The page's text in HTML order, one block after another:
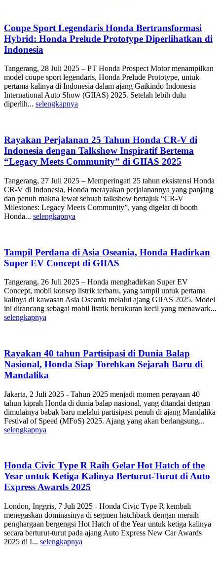
Coupe Sport Legendaris Honda Bertransformasi
Hybrid: Honda Prelude Prototype Diperlihatkan di
Indonesia
Tangerang, 28 Juli 2025 – PT Honda Prospect Motor menampilkan
model coupe sport legendaris, Honda Prelude Prototype, untuk
pertama kalinya di Indonesia dalam ajang Gaikindo Indonesia
International Auto Show (GIIAS) 2025. Setelah lebih dulu
diperlih... selengkapnya
Rayakan Perjalanan 25 Tahun Honda CR-V di
Indonesia dengan Talkshow Inspiratif Bertema
“Legacy Meets Community” di GIIAS 2025
Tangerang, 27 Juli 2025 – Memperingati 25 tahun eksistensi Honda
CR-V di Indonesia, Honda merayakan perjalanannya yang panjang
dan penuh makna lewat sebuah talkshow bertajuk “CR-V
Milestones: Legacy Meets Community”, yang digelar di booth
Honda... selengkapnya
Tampil Perdana di Asia Oseania, Honda Hadirkan
Super EV Concept di GIIAS
Tangerang, 26 Juli 2025 – Honda menghadirkan Super EV
Concept, mobil konsep listrik terbaru, yang tampil untuk pertama
kalinya di kawasan Asia Oseania melalui ajang GIIAS 2025. Model
ini dirancang sebagai mobil listrik berukuran kecil yang menawark...
selengkapnya
Rayakan 40 tahun Partisipasi di Dunia Balap
Nasional, Honda Siap Torehkan Sejarah Baru di
Mandalika
Jakarta, 2 Juli 2025 - Tahun 2025 menjadi momen perayaan 40
tahun kiprah Honda di dunia balap nasional, yang ditandai dengan
dimulainya babak baru melalui partisipasi penuh di ajang Mandalika
Festival of Speed (MFoS) 2025. Ajang yang akan berlangsung...
selengkapnya
Honda Civic Type R Raih Gelar Hot Hatch of the
Year untuk Ketiga Kalinya Berturut-Turut di Auto
Express Awards 2025
London, Inggris, 7 Juli 2025 - Honda Civic Type R kembali
menegaskan dominasinya di segmen hatchback dengan meraih
penghargaan bergengsi Hot Hatch of the Year untuk ketiga kalinya
secara berturut-turut pada ajang Auto Express New Car Awards
2025 di I... selengkapnya